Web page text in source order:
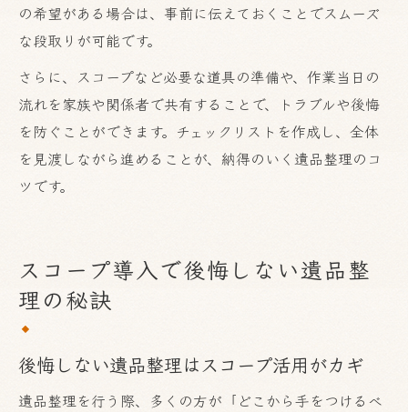
の希望がある場合は、事前に伝えておくことでスムーズ
な段取りが可能です。
さらに、スコープなど必要な道具の準備や、作業当日の
流れを家族や関係者で共有することで、トラブルや後悔
を防ぐことができます。チェックリストを作成し、全体
を見渡しながら進めることが、納得のいく遺品整理のコ
ツです。
スコープ導入で後悔しない遺品整
理の秘訣
後悔しない遺品整理はスコープ活用がカギ
遺品整理を行う際、多くの方が「どこから手をつけるべ